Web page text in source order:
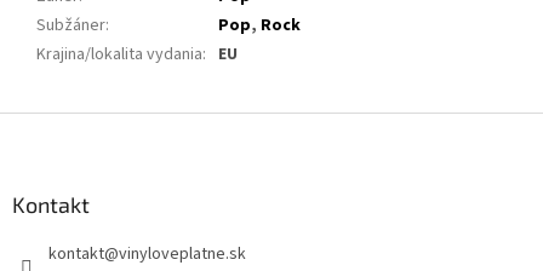
Subžáner: Pop, Rock
Krajina/lokalita vydania: EU
Kontakt
kontakt@vinyloveplatne.sk